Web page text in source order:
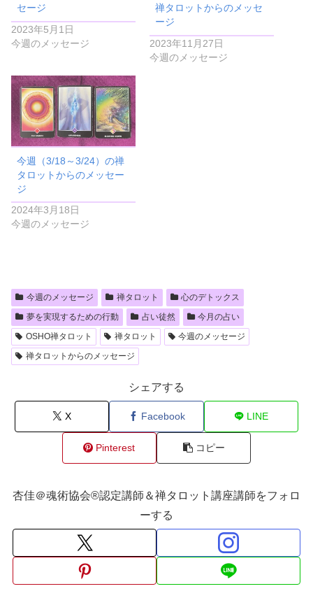
セージ
2023年5月1日
今週のメッセージ
禅タロットからのメッセ
ージ
2023年11月27日
今週のメッセージ
今週（3/18～3/24）の禅
タロットからのメッセー
ジ
2024年3月18日
今週のメッセージ
今週のメッセージ 禅タロット
心のデトックス
夢を実現するための行動
占い徒然
今月の占い
OSHO禅タロット
禅タロット
今週のメッセージ
禅タロットからのメッセージ
シェアする
X Facebook LINE
Pinterest コピー
杏佳＠魂術協会®認定講師＆禅タロット講座講師をフォロ
ーする